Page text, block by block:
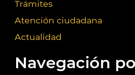
Trámites
Atención ciudadana
Actualidad
Navegación